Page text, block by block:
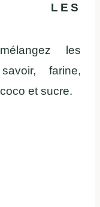
LES
les
farine,
et sucre.